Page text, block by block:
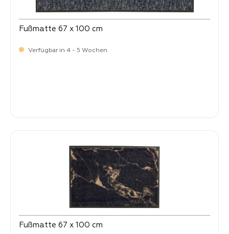
Fußmatte 67 x 100 cm
Verfügbar in 4 - 5 Wochen
Fußmatte 67 x 100 cm